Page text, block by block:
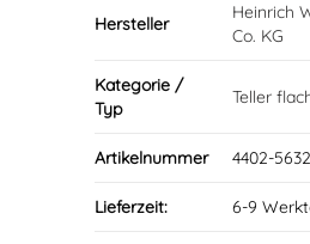
Hersteller
Heinrich
Co. KG
Kategorie /
Typ
Teller
Artikelnummer 4402-
Lieferzeit: 6-9